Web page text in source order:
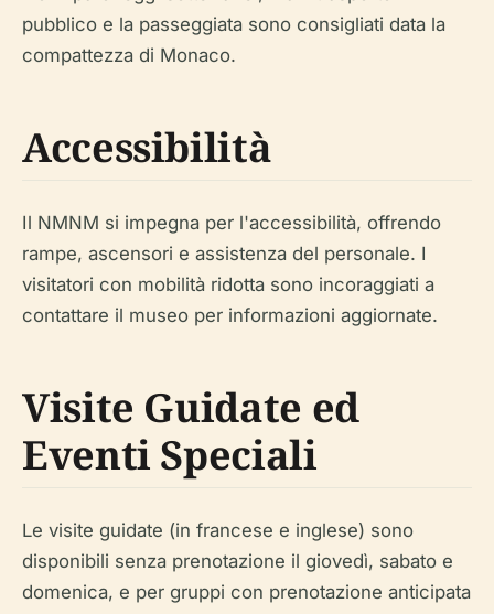
pubblico e la passeggiata sono consigliati data la
compattezza di Monaco.
Accessibilità
Il NMNM si impegna per l'accessibilità, offrendo
rampe, ascensori e assistenza del personale. I
visitatori con mobilità ridotta sono incoraggiati a
contattare il museo per informazioni aggiornate.
Visite Guidate ed
Eventi Speciali
Le visite guidate (in francese e inglese) sono
disponibili senza prenotazione il giovedì, sabato e
domenica, e per gruppi con prenotazione anticipata